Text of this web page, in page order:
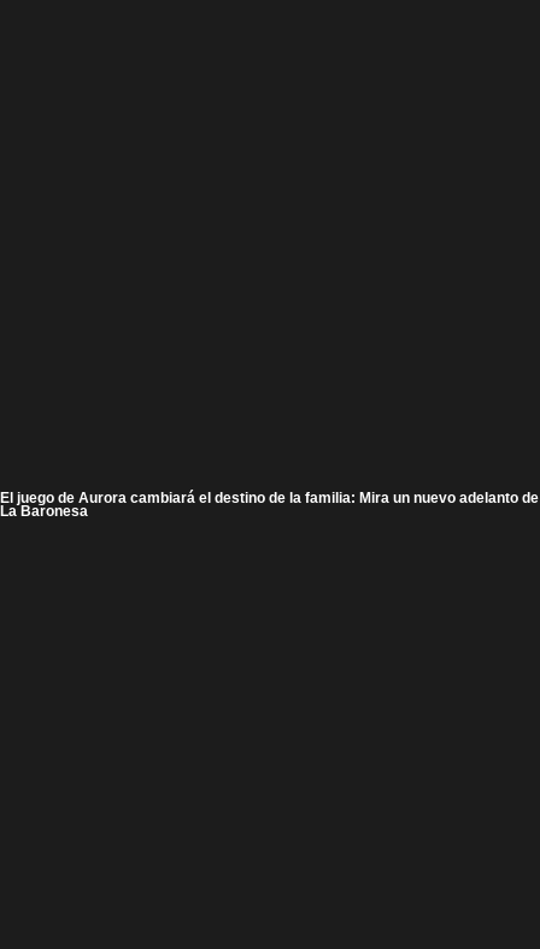
El juego de Aurora cambiará el destino de la familia: Mira un nuevo adelanto de
La Baronesa